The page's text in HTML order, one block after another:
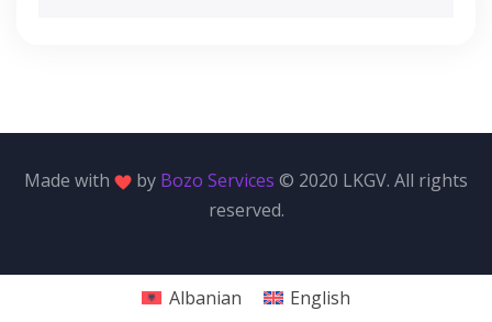
Made with by Bozo Services © 2020 LKGV. All rights
reserved.
Albanian English